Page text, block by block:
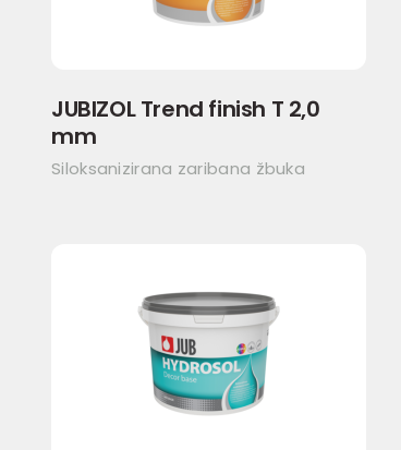
JUBIZOL Trend finish T 2,0
mm
Siloksanizirana zaribana žbuka